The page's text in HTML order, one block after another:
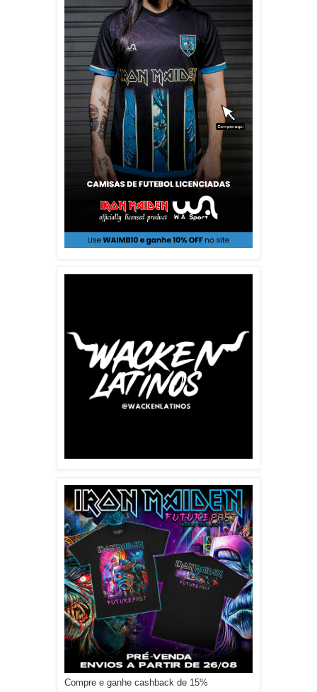
Compre e ganhe cashback de 15%